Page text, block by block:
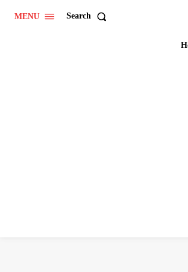
MENU Search